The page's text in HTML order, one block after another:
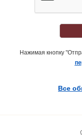
Нажимая кнопку
Все